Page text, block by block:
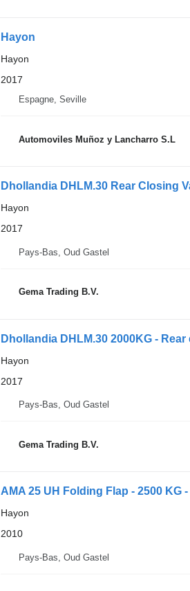
Hayon
Hayon
2017
Espagne, Seville
Automoviles Muñoz y Lancharro S.L
Dhollandia DHLM.30 Rear Closing
Hayon
2017
Pays-Bas, Oud Gastel
Gema Trading B.V.
Dhollandia DHLM.30 2000KG -
Hayon
2017
Pays-Bas, Oud Gastel
Gema Trading B.V.
AMA 25 UH Folding Flap - 2500 KG
Hayon
2010
Pays-Bas, Oud Gastel